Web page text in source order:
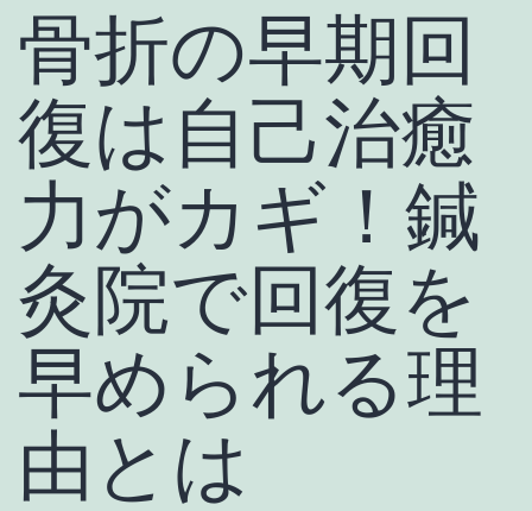
プ
骨折の早期回
復は自己治癒
力がカギ！鍼
灸院で回復を
早められる理
由とは